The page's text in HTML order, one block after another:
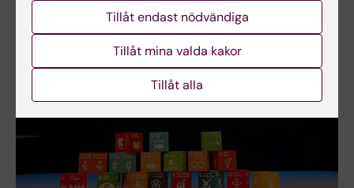
Tillåt endast nödvändiga
Tillåt mina valda kakor
Tillåt alla